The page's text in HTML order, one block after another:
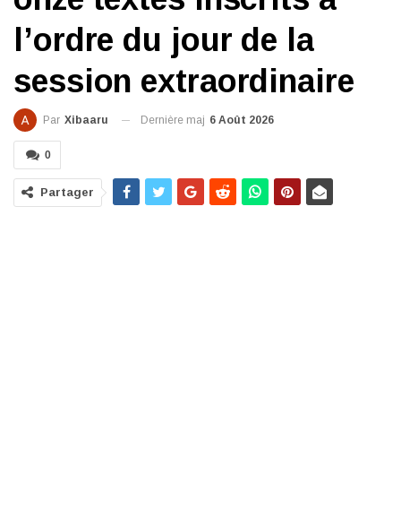
l’ordre du jour de la
session extraordinaire
Par Xibaaru Dernière maj 6 Août 2026
0
Partager